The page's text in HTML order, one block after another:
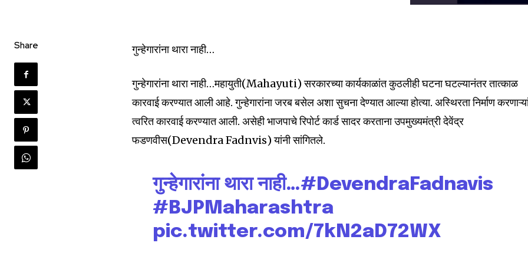
Join our community of
SUBSCRIBERS and be part
of the conversation.
Share गुन्हेगारांना थारा नाही…
गुन्हेगारांना थारा नाही…महायुती(Mahayuti) सरकारच्या कार्यकाळांत कुठलीही घटना घटल्यानंतर तात्काळ
कारवाई करण्यात आली आहे. गुन्हेगारांना जरब बसेल अशा सुचना देण्यात आल्या होत्या. अस्थिरता निर्माण
त्वरित कारवाई करण्यात आली. असेही भाजपाचे रिपोर्ट कार्ड सादर करताना उपमुख्यमंत्री देवेंद्र
फडणवीस(Devendra Fadnvis) यांनी सांगितले.
गुन्हेगारांना थारा नाही…#DevendraFadnavis
#BJPMaharashtra
pic.twitter.com/7kN2aD72WX